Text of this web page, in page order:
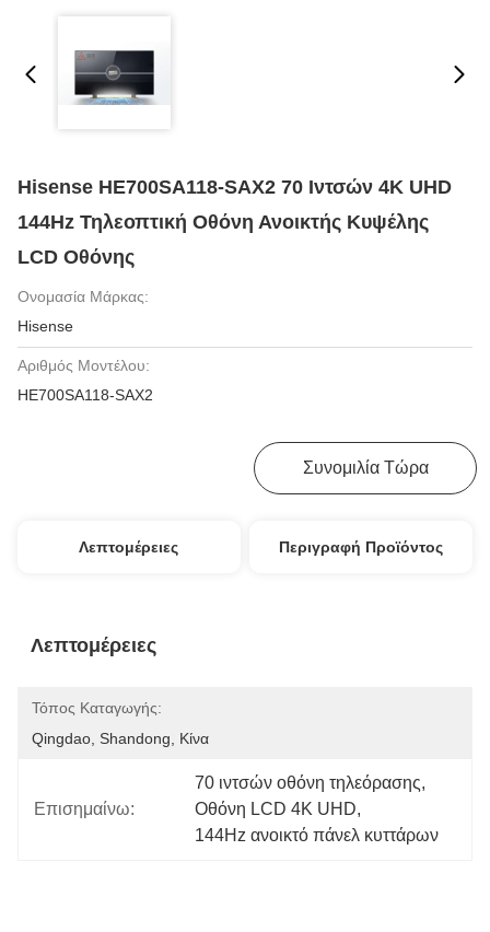
Hisense HE700SA118-SAX2 70 Ιντσών 4K UHD
144Hz Τηλεοπτική Οθόνη Ανοικτής Κυψέλης
LCD Οθόνης
Ονομασία Μάρκας:
Hisense
Αριθμός Μοντέλου:
HE700SA118-SAX2
Συνομιλία Τώρα
Λεπτομέρειες Περιγραφή Προϊόντος
Λεπτομέρειες
Τόπος Καταγωγής:
Qingdao, Shandong, Κίνα
Επισημαίνω:
70 ιντσών οθόνη τηλεόρασης,
Οθόνη LCD 4K UHD,
144Hz ανοικτό πάνελ κυττάρων